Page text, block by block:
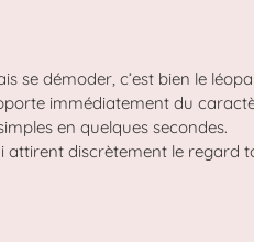
se démoder, c’est bien le
immédiatement du
en quelques secondes.
attirent discrètement le regard